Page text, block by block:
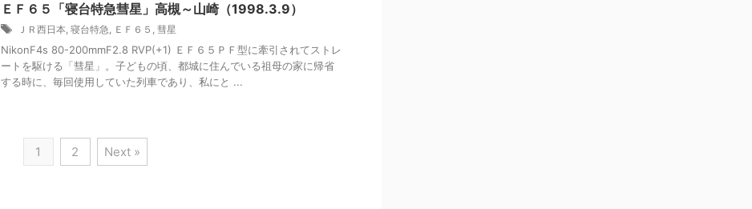
ＥＦ６５「寝台特急彗星」高槻～山崎（1998.3.9）
ＪＲ西日本, 寝台特急, ＥＦ６５ , 彗星
NikonF4s 80-200mmF2.8 RVP(+1) ＥＦ６５ＰＦ型に牽引されてストレ
ートを駆ける「彗星」。子どもの頃、都城に住んでいる祖母の家に帰省
する時に、毎回使用していた列車であり、私にと ...
1 2 Next »